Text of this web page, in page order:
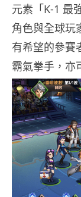
元素「K-1 最
角色與全球玩
有希望的參賽
霸氣拳手，亦